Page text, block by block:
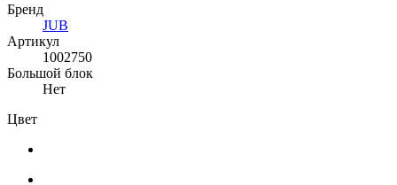
Бренд
JUB
Артикул
1002750
Большой блок
Нет
Цвет